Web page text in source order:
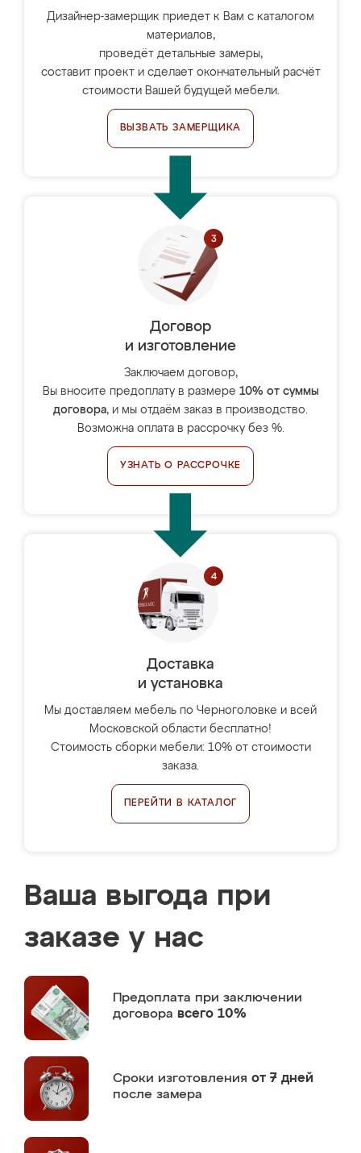
Дизайнер-замерщик приедет к Вам с каталогом
материалов,
проведёт детальные замеры,
составит проект и сделает окончательный расчёт
стоимости Вашей будущей мебели.
ВЫЗВАТЬ ЗАМЕРЩИКА
Договор
и изготовление
Заключаем договор,
Вы вносите предоплату в размере 10% от суммы
договора, и мы отдаём заказ в производство.
Возможна оплата в рассрочку без %.
УЗНАТЬ О РАССРОЧКЕ
Доставка
и установка
Мы доставляем мебель по Черноголовке и всей
Московской области бесплатно!
Стоимость сборки мебели: 10% от стоимости
заказа.
ПЕРЕЙТИ В КАТАЛОГ
Ваша выгода при
заказе у нас
Предоплата при заключении
договора всего 10%
Сроки изготовления от 7 дней
после замера